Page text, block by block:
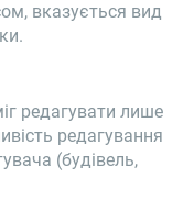
вказується вид
редагувати лише
редагування
(будівель,